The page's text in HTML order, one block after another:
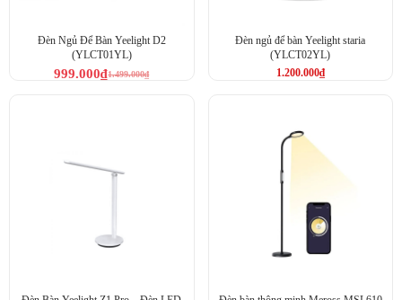
Đèn Ngủ Để Bàn Yeelight D2
(YLCT01YL)
1.499.000₫
999.000₫
Đèn ngủ để bàn Yeelight staria
(YLCT02YL)
1.200.000₫